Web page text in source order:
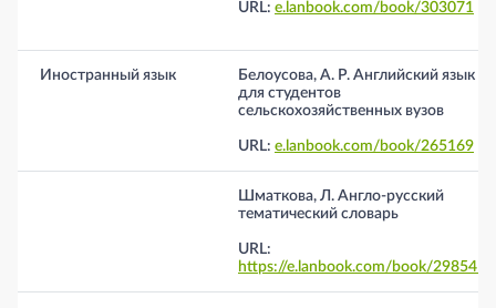
URL: e.lanbook.com/book/303071
Иностранный язык
Белоусова, А. Р. Английский язык
для студентов
сельскохозяйственных вузов
URL: e.lanbook.com/book/265169
Шматкова, Л. Англо-русский
тематический словарь
URL:
https://e.lanbook.com/book/298541